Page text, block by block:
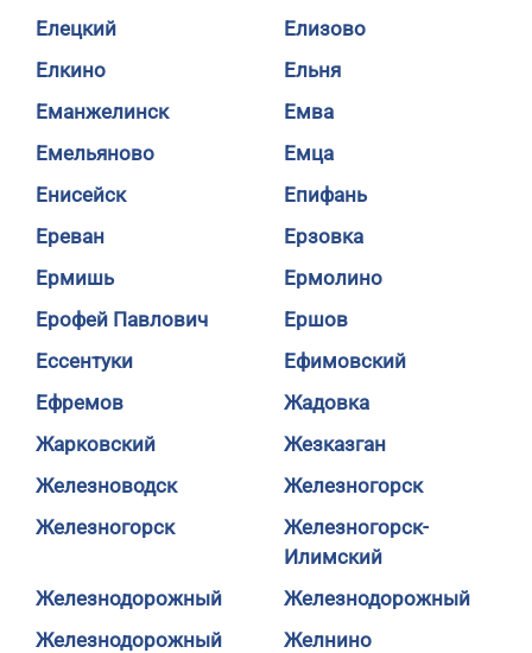
Елецкий
Елизово
Елкино
Ельня
Еманжелинск
Емва
Емельяново
Емца
Енисейск
Епифань
Ереван
Ерзовка
Ермишь
Ермолино
Ерофей Павлович
Ершов
Ессентуки
Ефимовский
Ефремов
Жадовка
Жарковский
Жезказган
Железноводск
Железногорск
Железногорск
Железногорск-
Илимский
Железнодорожный
Железнодорожный
Железнодорожный
Желнино